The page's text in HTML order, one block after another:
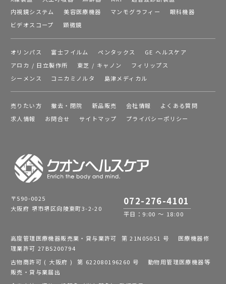
内視鏡システム
美容医療機器 マンモグラフィー
眼科機器
ビデオスコープ
顕微鏡
オリンパス 富士フイルム ペンタックス
GE ヘルスケア
アロカ / 日立製作所
東芝 / キャノン
フィリップス
シーメンス
コニカミノルタ 島津メディカル
売りたい方 撤去・閉院 新品販売 会社情報
よくある質問
求人情報
お問合せ サイトマップ プライバシーポリシー
〒590-0025
大阪府 堺市堺区向陵東町3-2-20
072-276-4101
平日：9:00 ～ 18:00
高度管理医療機器販売業・貸与業許可 第 21N05051 号 医療機器修
理業許可 27BS200794
古物商許可 ( 大阪府 ) 第 622080196260 号 動物用管理医療機器等
販売・貸与業届出